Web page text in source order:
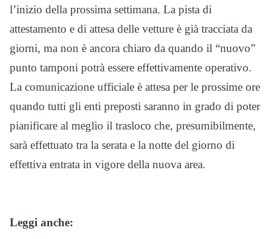
l’inizio della prossima settimana. La pista di
attestamento e di attesa delle vetture è già tracciata da
giorni, ma non è ancora chiaro da quando il “nuovo”
punto tamponi potrà essere effettivamente operativo.
La comunicazione ufficiale è attesa per le prossime ore
quando tutti gli enti preposti saranno in grado di poter
pianificare al meglio il trasloco che, presumibilmente,
sarà effettuato tra la serata e la notte del giorno di
effettiva entrata in vigore della nuova area.
Leggi anche: